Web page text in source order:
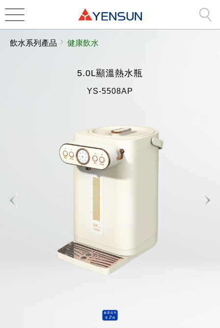
飲水系列產品 健康飲水
5.0L顯溫熱水瓶
YS-5508AP